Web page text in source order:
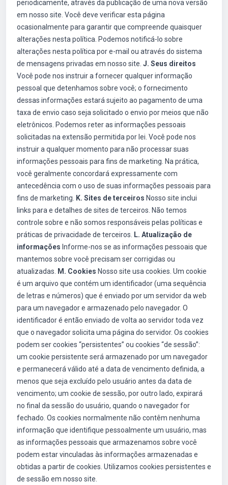
periodicamente, através da publicação de uma nova versão
em nosso site. Você deve verificar esta página
ocasionalmente para garantir que compreende quaisquer
alterações nesta política. Podemos notificá-lo sobre
alterações nesta política por e-mail ou através do sistema
de mensagens privadas em nosso site. J. Seus direitos
Você pode nos instruir a fornecer qualquer informação
pessoal que detenhamos sobre você; o fornecimento
dessas informações estará sujeito ao pagamento de uma
taxa de envio caso seja solicitado o envio por meios que não
eletrônicos. Podemos reter as informações pessoais
solicitadas na extensão permitida por lei. Você pode nos
instruir a qualquer momento para não processar suas
informações pessoais para fins de marketing. Na prática,
você geralmente concordará expressamente com
antecedência com o uso de suas informações pessoais para
fins de marketing.
K. Sites de terceiros Nosso site inclui
links para e detalhes de sites de terceiros. Não temos
controle sobre e não somos responsáveis pelas políticas e
práticas de privacidade de terceiros.
L. Atualização de
informações Informe-nos se as informações pessoais que
mantemos sobre você precisam ser corrigidas ou
atualizadas.
M. Cookies Nosso site usa cookies. Um cookie
é um arquivo que contém um identificador (uma sequência
de letras e números) que é enviado por um servidor da web
para um navegador e armazenado pelo navegador. O
identificador é então enviado de volta ao servidor toda vez
que o navegador solicita uma página do servidor. Os cookies
podem ser cookies “persistentes” ou cookies “de sessão”:
um cookie persistente será armazenado por um navegador
e permanecerá válido até a data de vencimento definida, a
menos que seja excluído pelo usuário antes da data de
vencimento; um cookie de sessão, por outro lado, expirará
no final da sessão do usuário, quando o navegador for
fechado. Os cookies normalmente não contêm nenhuma
informação que identifique pessoalmente um usuário, mas
as informações pessoais que armazenamos sobre você
podem estar vinculadas às informações armazenadas e
obtidas a partir de cookies. Utilizamos cookies persistentes e
de sessão em nosso site.